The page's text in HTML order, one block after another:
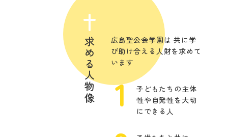
求める人物像 広島聖公会学園は 共に学
び助け合える人財を求めて
います
子どもたちの主体
性や自発性を大切
にできる人